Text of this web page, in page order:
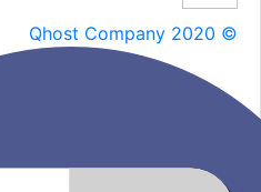
Qhost Company 2020 ©